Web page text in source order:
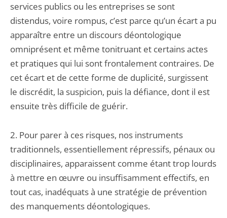
services publics ou les entreprises se sont
distendus, voire rompus, c’est parce qu’un écart a pu
apparaître entre un discours déontologique
omniprésent et même tonitruant et certains actes
et pratiques qui lui sont frontalement contraires. De
cet écart et de cette forme de duplicité, surgissent
le discrédit, la suspicion, puis la défiance, dont il est
ensuite très difficile de guérir.
2. Pour parer à ces risques, nos instruments
traditionnels, essentiellement répressifs, pénaux ou
disciplinaires, apparaissent comme étant trop lourds
à mettre en œuvre ou insuffisamment effectifs, en
tout cas, inadéquats à une stratégie de prévention
des manquements déontologiques.